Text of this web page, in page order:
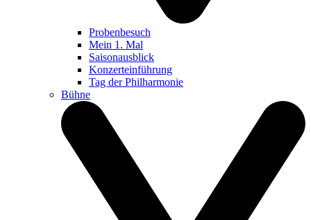
Probenbesuch
Mein 1. Mal
Saisonausblick
Konzerteinführung
Tag der Philharmonie
Bühne